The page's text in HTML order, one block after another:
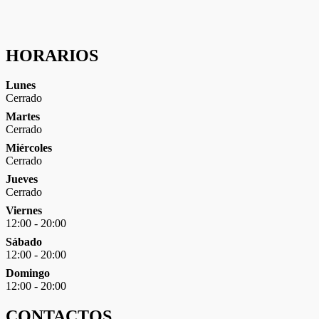
HORARIOS
Lunes
Cerrado
Martes
Cerrado
Miércoles
Cerrado
Jueves
Cerrado
Viernes
12:00 - 20:00
Sábado
12:00 - 20:00
Domingo
12:00 - 20:00
mejor posible
visita. Si
rechaza estas
algunas
funcionalidades
desaparecerán
de la web.
Marketing
Al compartir
comportamiento
mientras visitas
nuestro sitio,
aumentas la
ver contenido y